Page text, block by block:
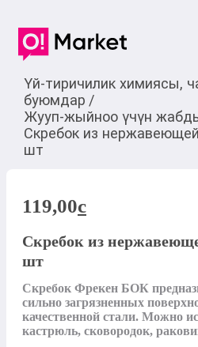
Үй-тиричилик химиясы,
буюмдар /
Жууп-жыйноо үчүн
Скребок из
шт
119,00c
Скребок из
шт
Скребок Фрекен БОК
сильно загрязненных
качественной стали. Можно
кастрюль, сковородок,